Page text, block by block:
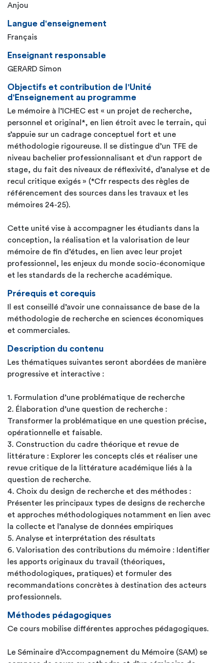
Anjou
Langue d'enseignement
Français
Enseignant responsable
GERARD Simon
Objectifs et contribution de l'Unité
d'Enseignement au programme
Le mémoire à l’ICHEC est « un projet de recherche,
personnel et original*, en lien étroit avec le terrain, qui
s’appuie sur un cadrage conceptuel fort et une
méthodologie rigoureuse. Il se distingue d’un TFE de
niveau bachelier professionnalisant et d'un rapport de
stage, du fait des niveaux de réflexivité, d’analyse et de
recul critique exigés » (*Cfr respects des règles de
référencement des sources dans les travaux et les
mémoires 24-25).
Cette unité vise à accompagner les étudiants dans la
conception, la réalisation et la valorisation de leur
mémoire de fin d’études, en lien avec leur projet
professionnel, les enjeux du monde socio-économique
et les standards de la recherche académique.
Prérequis et corequis
Il est conseillé d’avoir une connaissance de base de la
méthodologie de recherche en sciences économiques
et commerciales.
Description du contenu
Les thématiques suivantes seront abordées de manière
progressive et interactive :
1. Formulation d’une problématique de recherche
2. Élaboration d’une question de recherche :
Transformer la problématique en une question précise,
opérationnelle et faisable.
3. Construction du cadre théorique et revue de
littérature : Explorer les concepts clés et réaliser une
revue critique de la littérature académique liés à la
question de recherche.
4. Choix du design de recherche et des méthodes :
Présenter les principaux types de designs de recherche
et approches méthodologiques notamment en lien avec
la collecte et l’analyse de données empiriques
5. Analyse et interprétation des résultats
6. Valorisation des contributions du mémoire : Identifier
les apports originaux du travail (théoriques,
méthodologiques, pratiques) et formuler des
recommandations concrètes à destination des acteurs
professionnels.
Méthodes pédagogiques
Ce cours mobilise différentes approches pédagogiques.
Le Séminaire d’Accompagnement du Mémoire (SAM) se